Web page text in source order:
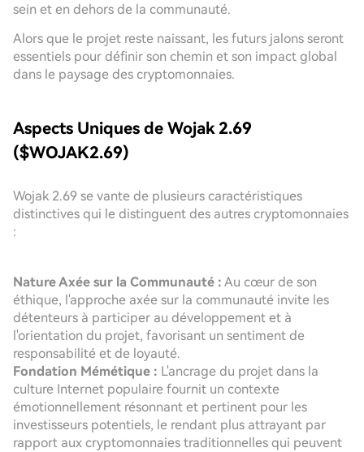
sein et en dehors de la communauté.
Alors que le projet reste naissant, les futurs jalons seront
essentiels pour définir son chemin et son impact global
dans le paysage des cryptomonnaies.
Aspects Uniques de Wojak 2.69
($WOJAK2.69)
Wojak 2.69 se vante de plusieurs caractéristiques
distinctives qui le distinguent des autres cryptomonnaies
:
Nature Axée sur la Communauté : Au cœur de son
éthique, l'approche axée sur la communauté invite les
détenteurs à participer au développement et à
l'orientation du projet, favorisant un sentiment de
responsabilité et de loyauté.
Fondation Mémétique : L'ancrage du projet dans la
culture Internet populaire fournit un contexte
émotionnellement résonnant et pertinent pour les
investisseurs potentiels, le rendant plus attrayant par
rapport aux cryptomonnaies traditionnelles qui peuvent